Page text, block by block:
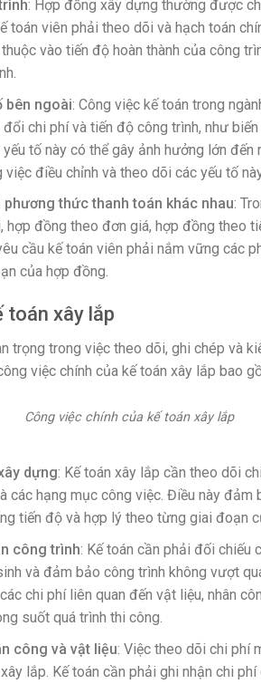
: Hợp đồng xây dựng thường được
viên phải theo dõi và hạch toán
vào tiến độ hoàn thành của công
bên ngoài: Công việc kế toán trong
chi phí và tiến độ công trình, như
tố này có thể gây ảnh hưởng lớn đến
điều chỉnh và theo dõi các yếu tố
thức thanh toán khác nhau:
hợp đồng theo đơn giá, hợp đồng theo
cầu kế toán viên phải nắm vững các
của hợp đồng.
toán xây lắp
trọng trong việc theo dõi, ghi chép và
việc chính của kế toán xây lắp bao
Công việc chính của kế toán xây lắp
dựng: Kế toán xây lắp cần theo dõi
các hạng mục công việc. Điều này đảm
tiến độ và hợp lý theo từng giai đoạn
công trình: Kế toán cần phải đối chiếu
và đảm bảo công trình không vượt
chi phí liên quan đến vật liệu, nhân
suốt quá trình thi công.
công và vật liệu: Việc theo dõi chi phí
lắp. Kế toán cần phải ghi nhận chi